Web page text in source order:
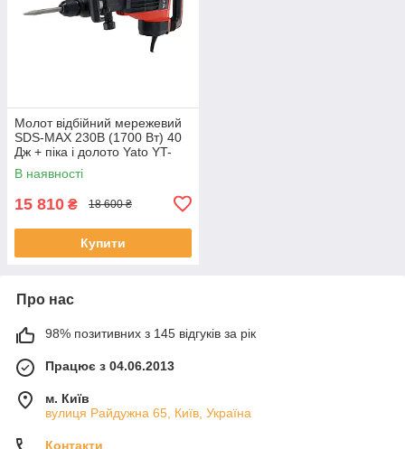
Молот відбійний мережевий
SDS-MAX 230В (1700 Вт) 40
Дж + піка і долото Yato YT-
82003
В наявності
15 810 ₴ 18 600 ₴
Купити
Про нас
98% позитивних з 145 відгуків за рік
Працює з 04.06.2013
м. Київ
вулиця Райдужна 65, Київ, Україна
Контакти